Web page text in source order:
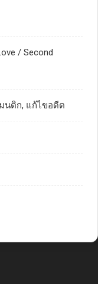
/ Second
มนติก, แก้ไขอดีต